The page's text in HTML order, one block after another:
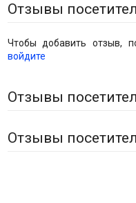
Отзывы
Чтобы добавить отзыв,
войдите
Отзывы
Отзывы